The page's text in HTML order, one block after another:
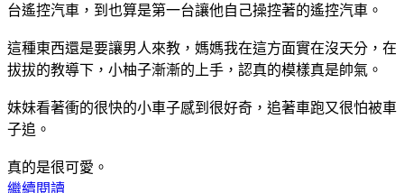
台遙控汽車，到也算是第一台讓他自己操控著的遙控汽車。
這種東西還是要讓男人來教，媽媽我在這方面實在沒天分，在
拔拔的教導下，小柚子漸漸的上手，認真的模樣真是帥氣。
妹妹看著衝的很快的小車子感到很好奇，追著車跑又很怕被車
子追。
真的是很可愛。
繼續閱讀